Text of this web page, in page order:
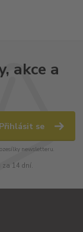
akce a
Přihlásit se
newsletteru.
za 14 dní.